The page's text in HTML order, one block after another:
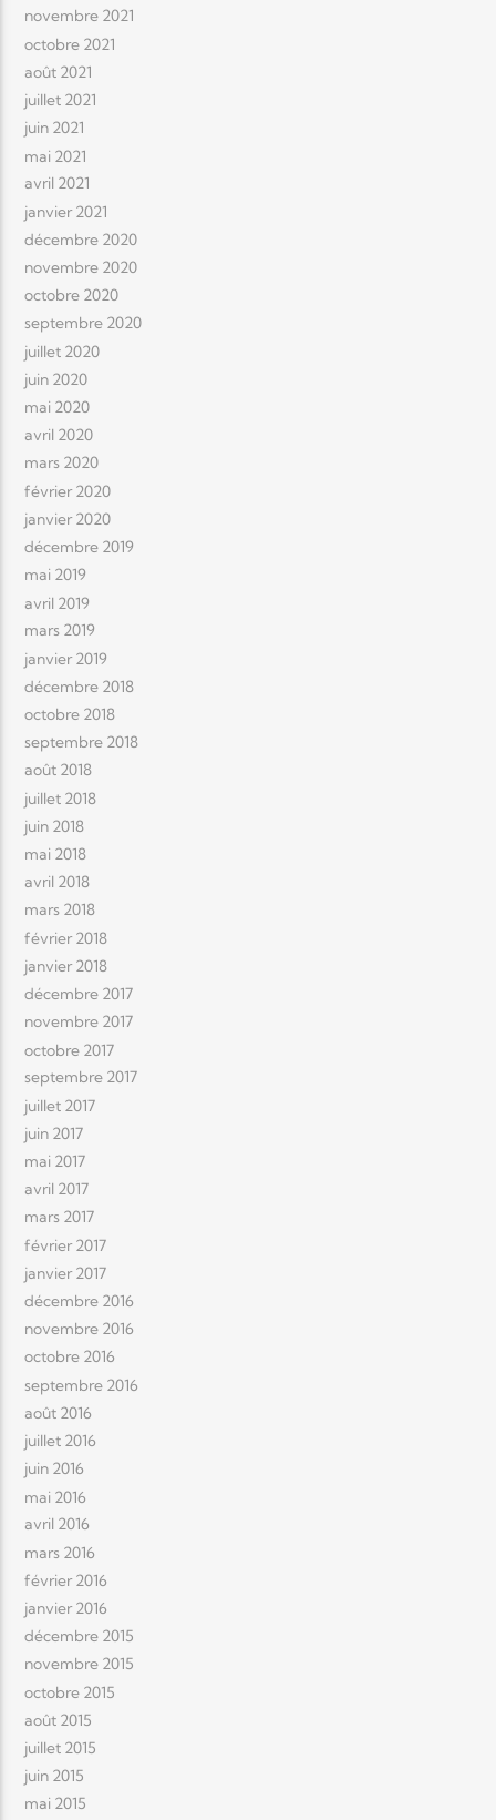
novembre 2021
octobre 2021
août 2021
juillet 2021
juin 2021
mai 2021
avril 2021
janvier 2021
décembre 2020
novembre 2020
octobre 2020
septembre 2020
juillet 2020
juin 2020
mai 2020
avril 2020
mars 2020
février 2020
janvier 2020
décembre 2019
mai 2019
avril 2019
mars 2019
janvier 2019
décembre 2018
octobre 2018
septembre 2018
août 2018
juillet 2018
juin 2018
mai 2018
avril 2018
mars 2018
février 2018
janvier 2018
décembre 2017
novembre 2017
octobre 2017
septembre 2017
juillet 2017
juin 2017
mai 2017
avril 2017
mars 2017
février 2017
janvier 2017
décembre 2016
novembre 2016
octobre 2016
septembre 2016
août 2016
juillet 2016
juin 2016
mai 2016
avril 2016
mars 2016
février 2016
janvier 2016
décembre 2015
novembre 2015
octobre 2015
août 2015
juillet 2015
juin 2015
mai 2015